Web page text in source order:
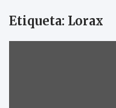
Etiqueta: Lorax